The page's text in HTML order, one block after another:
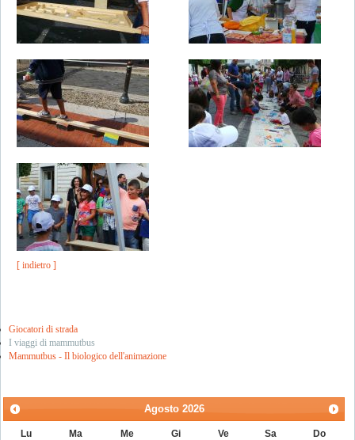
[ indietro ]
Giocatori di strada
I viaggi di mammutbus
Mammutbus - Il biologico dell'animazione
Agosto 2026
Lu Ma Me Gi Ve Sa Do